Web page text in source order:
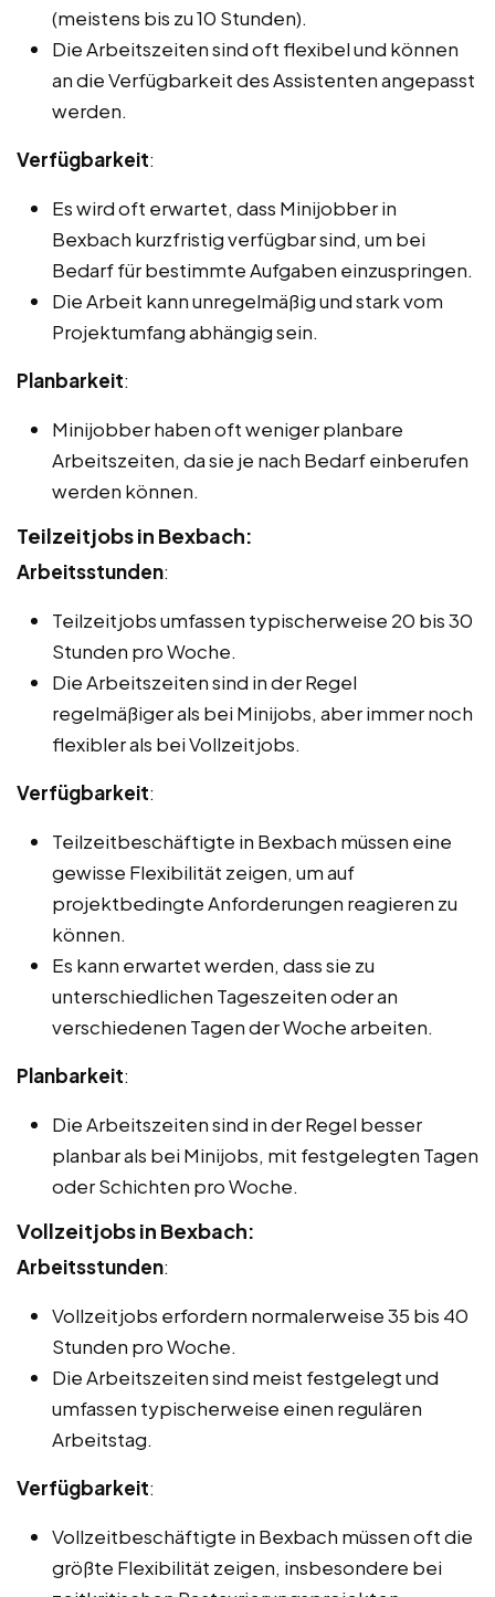
(meistens bis zu 10 Stunden).
Die Arbeitszeiten sind oft flexibel und können
an die Verfügbarkeit des Assistenten angepasst
werden.
Verfügbarkeit:
Es wird oft erwartet, dass Minijobber in
Bexbach kurzfristig verfügbar sind, um bei
Bedarf für bestimmte Aufgaben einzuspringen.
Die Arbeit kann unregelmäßig und stark vom
Projektumfang abhängig sein.
Planbarkeit:
Minijobber haben oft weniger planbare
Arbeitszeiten, da sie je nach Bedarf einberufen
werden können.
Teilzeitjobs in Bexbach:
Arbeitsstunden:
Teilzeitjobs umfassen typischerweise 20 bis 30
Stunden pro Woche.
Die Arbeitszeiten sind in der Regel
regelmäßiger als bei Minijobs, aber immer noch
flexibler als bei Vollzeitjobs.
Verfügbarkeit:
Teilzeitbeschäftigte in Bexbach müssen eine
gewisse Flexibilität zeigen, um auf
projektbedingte Anforderungen reagieren zu
können.
Es kann erwartet werden, dass sie zu
unterschiedlichen Tageszeiten oder an
verschiedenen Tagen der Woche arbeiten.
Planbarkeit:
Die Arbeitszeiten sind in der Regel besser
planbar als bei Minijobs, mit festgelegten Tagen
oder Schichten pro Woche.
Vollzeitjobs in Bexbach:
Arbeitsstunden:
Vollzeitjobs erfordern normalerweise 35 bis 40
Stunden pro Woche.
Die Arbeitszeiten sind meist festgelegt und
umfassen typischerweise einen regulären
Arbeitstag.
Verfügbarkeit:
Vollzeitbeschäftigte in Bexbach müssen oft die
größte Flexibilität zeigen, insbesondere bei